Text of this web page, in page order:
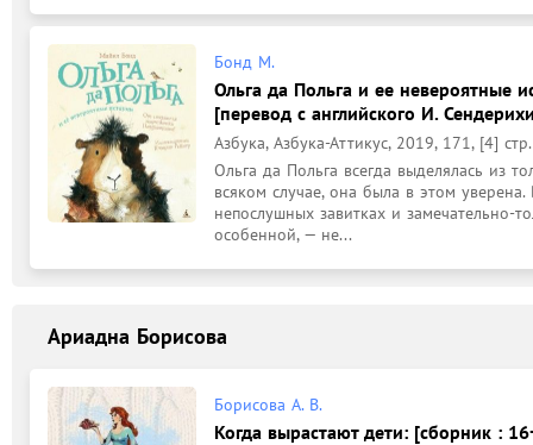
Бонд М.
Ольга да Польга и ее невероятные
[перевод с английского И.
Азбука, Азбука-Аттикус, 2019, 171, [4] стр.
Ольга да Польга всегда выделялась из
всяком случае, она была в этом
непослушных завитках и замечательно-
особенной, — не...
Ариадна Борисова
Борисова А. В.
Когда вырастают дети: [сборник :